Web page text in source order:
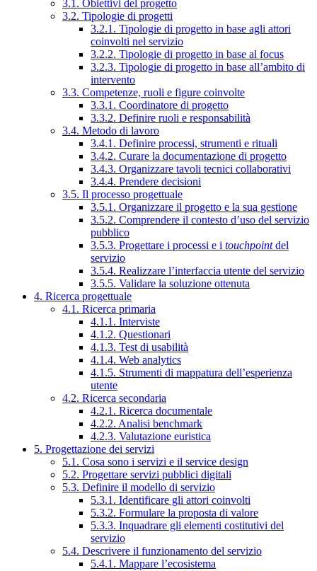
3.1. Obiettivi del progetto
3.2. Tipologie di progetti
3.2.1. Tipologie di progetto in base agli attori
coinvolti nel servizio
3.2.2. Tipologie di progetto in base al focus
3.2.3. Tipologie di progetto in base all’ambito di
intervento
3.3. Competenze, ruoli e figure coinvolte
3.3.1. Coordinatore di progetto
3.3.2. Definire ruoli e responsabilità
3.4. Metodo di lavoro
3.4.1. Definire processi, strumenti e rituali
3.4.2. Curare la documentazione di progetto
3.4.3. Organizzare tavoli tecnici collaborativi
3.4.4. Prendere decisioni
3.5. Il processo progettuale
3.5.1. Organizzare il progetto e la sua gestione
3.5.2. Comprendere il contesto d’uso del servizio
pubblico
3.5.3. Progettare i processi e i touchpointdel
servizio
3.5.4. Realizzare l’interfaccia utente del servizio
3.5.5. Validare la soluzione ottenuta
4. Ricerca progettuale
4.1. Ricerca primaria
4.1.1. Interviste
4.1.2. Questionari
4.1.3. Test di usabilità
4.1.4. Web analytics
4.1.5. Strumenti di mappatura dell’esperienza
utente
4.2. Ricerca secondaria
4.2.1. Ricerca documentale
4.2.2. Analisi benchmark
4.2.3. Valutazione euristica
5. Progettazione dei servizi
5.1. Cosa sono i servizi e il service design
5.2. Progettare servizi pubblici digitali
5.3. Definire il modello di servizio
5.3.1. Identificare gli attori coinvolti
5.3.2. Formulare la proposta di valore
5.3.3. Inquadrare gli elementi costitutivi del
servizio
5.4. Descrivere il funzionamento del servizio
5.4.1. Mappare l’ecosistema